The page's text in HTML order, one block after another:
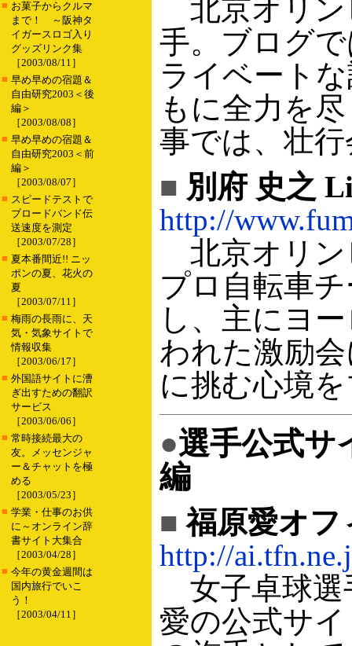
■ お菓子からクルマ
まで！ ～阪神タ
イガースロゴ入り
グッズリンク集
［2003/08/11］
■ 早め早めの宿題＆
自由研究2003＜後
編＞
［2003/08/08］
■ 早め早めの宿題＆
自由研究2003＜前
編＞
［2003/08/07］
■ スピードテストで
ブロードバンド伝
送速度を測定
［2003/07/28］
■ 夏本番間近!! ニッ
ポンの夏、花火の
夏
［2003/07/11］
■ 梅雨の長雨に、天
気・気象サイトで
情報収集
［2003/06/17］
■ 外国語サイトに漕
ぎ出すための翻訳
サービス
［2003/06/06］
■ 常時接続最大の
友。メッセンジャ
ー＆チャットを極
める
［2003/05/23］
■ 学業・仕事のお供
に～オンライン辞
書サイト大集合
［2003/04/28］
■ 今年の黄金週間は
国内旅行でいこ
う！
［2003/04/11］
北京オリン
手。ブログ
ライベート
もに全力を
事では、壮
■ 別府 史之
http://
北京オリン
プロ自転車
し、主にヨ
われた激励
に挑む心境
●選手公式
編
■福原愛オ
http://
女子卓球選
愛の公式サ